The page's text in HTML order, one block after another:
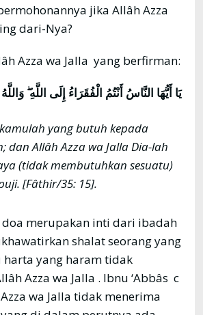
jika Allâh Azza
dari-Nya?
Azza wa Jalla yang berfirman:
يَا أَيُّهَا النَّاسُ أَنْتُمُ الْفُقَرَاءُ إِلَى اللَّهِ
yang butuh kepada
dan Allâh Azza wa Jalla Dia-lah
(tidak membutuhkan sesuatu)
. [Fâthir/35: 15].
doa merupakan inti dari ibadah
shalat seorang yang
harta yang haram tidak
Azza wa Jalla . Ibnu ‘Abbâs c
wa Jalla tidak menerima